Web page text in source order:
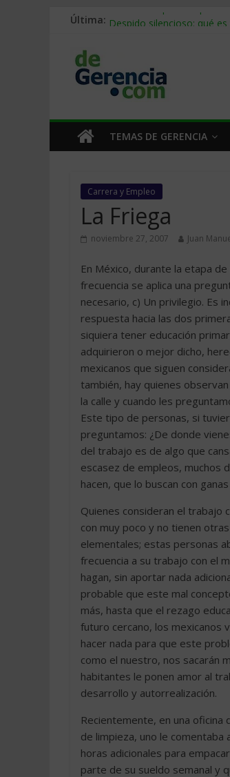
Última: Stablecoins para
Trabajo forzoso en la
Mercado hispano de EE.
TEMAS DE GERENCIA
Carrera y Empleo
La Friega
noviembre 27, 2007 Juan
En México, durante la etapa
frecuencia se aplica una
necesario, c) Un privilegio. Es
respuesta hacia las dos
siquiera tener educación
adquirieron o mejor dicho,
mexicanos que siguen
también, hay quienes
la calle y cuando les
Este tipo de personas, si
preguntamos: ¿De donde
del trabajo es de algo que
escasez de empleos, muchos
hacen, que lo buscan con
Quienes consideran el trabajo
con muy poco y no tienen
elementales; estas personas
frecuencia a su trabajo con el
hagan, sin aportar nada
probable que este mal
más, hasta que el rezago
futuro cercano, los mexicanos
hacer nada para que este
como el nuestro, nos sacarán
habitantes le ponen amor al
desarrollo y autorrealización.
Recientemente, en una
de limpieza, uno le
horas adicionales para
parte de su sueldo semanal y